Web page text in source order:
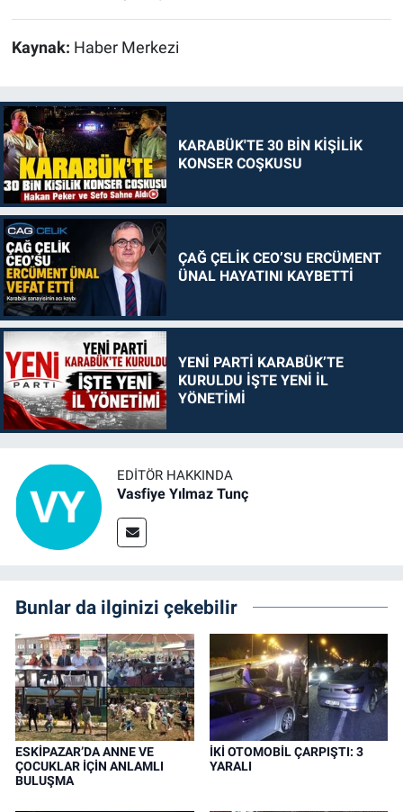
Kaynak: Haber Merkezi
KARABÜK'TE 30 BİN KİŞİLİK
KONSER COŞKUSU
ÇAĞ ÇELİK CEO’SU ERCÜMENT
ÜNAL HAYATINI KAYBETTİ
YENİ PARTİ KARABÜK’TE
KURULDU İŞTE YENİ İL
YÖNETİMİ
EDITÖR HAKKINDA
Vasfiye Yılmaz Tunç
Bunlar da ilginizi çekebilir
ESKİPAZAR’DA ANNE VE
ÇOCUKLAR İÇİN ANLAMLI
BULUŞMA
İKİ OTOMOBİL ÇARPIŞTI: 3
YARALI